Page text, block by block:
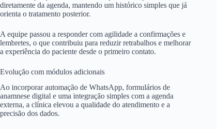
diretamente da agenda, mantendo um histórico simples que já
orienta o tratamento posterior.
A equipe passou a responder com agilidade a confirmações e
lembretes, o que contribuiu para reduzir retrabalhos e melhorar
a experiência do paciente desde o primeiro contato.
Evolução com módulos adicionais
Ao incorporar automação de WhatsApp, formulários de
anamnese digital e uma integração simples com a agenda
externa, a clínica elevou a qualidade do atendimento e a
precisão dos dados.